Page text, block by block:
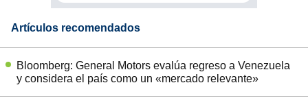
Artículos recomendados
Bloomberg: General Motors evalúa regreso a Venezuela
y considera el país como un «mercado relevante»